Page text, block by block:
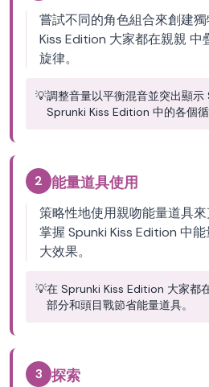
嘗試不同的角色組合來創建
Kiss Edition 大家都在親親 中
旋律。
💡調整音量以平衡混音並突出顯
Sprunki Kiss Edition 中的各個循
2 能量道具使用
策略性地使用親吻能量道具來
掌握 Spunki Kiss Edition 中
大效果。
💡在 Sprunki Kiss Edition 大家都
部分和頭目戰節省能量道具。
3 探索